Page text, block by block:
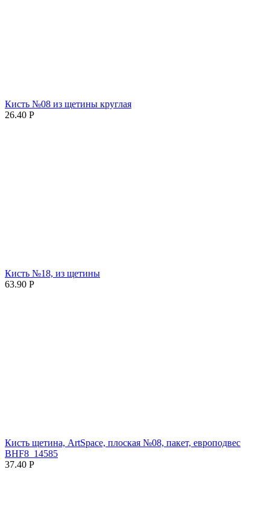
Кисть №08 из щетины круглая
26.40 Р
Кисть №18, из щетины
63.90 Р
Кисть щетина, ArtSpace, плоская №08, пакет, европодвес
BHF8_14585
37.40 Р